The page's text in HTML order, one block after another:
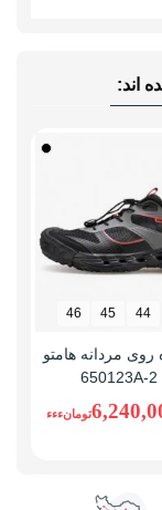
پیامک برای شما
کنید.
رادکوه از طریق
اند:
44
45
46
روی مردانه هامتو
تومانءءء